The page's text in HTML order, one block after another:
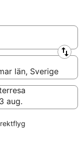
län, Sverige
aug.